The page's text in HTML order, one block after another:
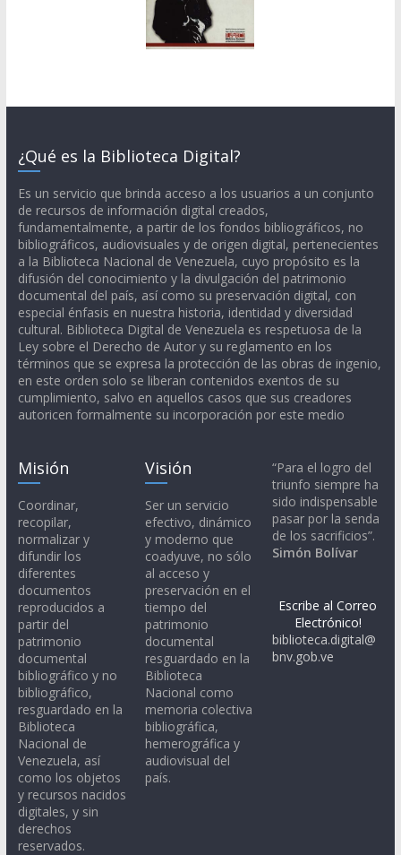
¿Qué es la Biblioteca Digital?
Es un servicio que brinda acceso a los usuarios a un conjunto
de recursos de información digital creados,
fundamentalmente, a partir de los fondos bibliográficos, no
bibliográficos, audiovisuales y de origen digital, pertenecientes
a la Biblioteca Nacional de Venezuela, cuyo propósito es la
difusión del conocimiento y la divulgación del patrimonio
documental del país, así como su preservación digital, con
especial énfasis en nuestra historia, identidad y diversidad
cultural. Biblioteca Digital de Venezuela es respetuosa de la
Ley sobre el Derecho de Autor y su reglamento en los
términos que se expresa la protección de las obras de ingenio,
en este orden solo se liberan contenidos exentos de su
cumplimiento, salvo en aquellos casos que sus creadores
autoricen formalmente su incorporación por este medio
Misión
Coordinar,
recopilar,
normalizar y
difundir los
diferentes
documentos
reproducidos a
partir del
patrimonio
documental
bibliográfico y no
bibliográfico,
resguardado en la
Biblioteca
Nacional de
Venezuela, así
como los objetos
y recursos nacidos
digitales, y sin
derechos
reservados.
Visión
Ser un servicio
efectivo, dinámico
y moderno que
coadyuve, no sólo
al acceso y
preservación en el
tiempo del
patrimonio
documental
resguardado en la
Biblioteca
Nacional como
memoria colectiva
bibliográfica,
hemerográfica y
audiovisual del
país.
“Para el logro del
triunfo siempre ha
sido indispensable
pasar por la senda
de los sacrificios”.
Simón Bolívar
Escribe al Correo
Electrónico!
biblioteca.digital@
bnv.gob.ve